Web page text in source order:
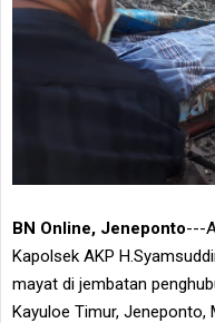
BN Online, Jeneponto---
Kapolsek AKP
mayat di jembatan
Kayuloe Timur, Jeneponto,